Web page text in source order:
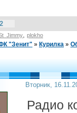
2
, plokho
"Зенит" » Курилка »
Вторник,
Радио